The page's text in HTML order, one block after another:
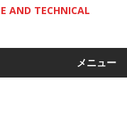
AND TECHNICAL
メニュー